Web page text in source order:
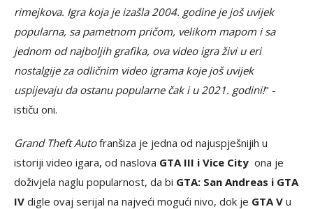
rimejkova. Igra koja je izašla 2004. godine je još uvijek
popularna, sa pametnom pričom, velikom mapom i sa
jednom od najboljih grafika, ova video igra živi u eri
nostalgije za odličnim video igrama koje još uvijek
uspijevaju da ostanu popularne čak i u 2021. godini!" -
ističu oni.
Grand Theft Autofranšiza je jedna od najuspješnijih u
istoriji video igara, od naslova GTA III i Vice City ona je
doživjela naglu popularnost, da bi GTA: San Andreas i GTA
IV digle ovaj serijal na najveći mogući nivo, dok je GTA V u